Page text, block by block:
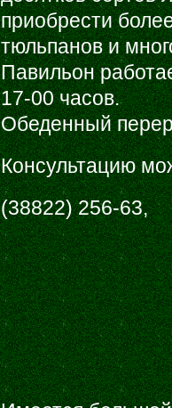
приобрести
тюльпанов и
Павильон
17-00 часов.
Обеденный
Консультацию
(38822) 256-63,